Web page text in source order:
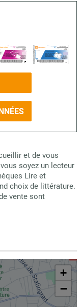
et de vous
soyez un lecteur
Lire et
choix de littérature.
vente sont
+
−